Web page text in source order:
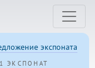
ЭКСПОНАТ
экспоната